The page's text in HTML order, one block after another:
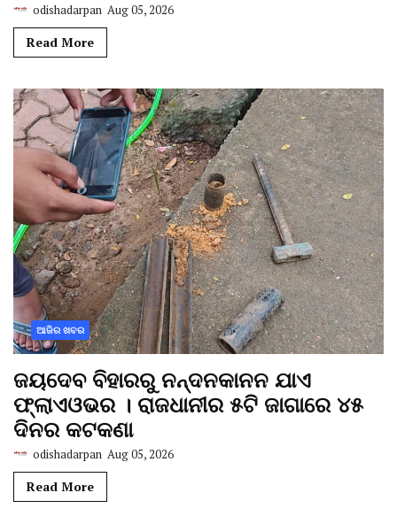
odishadarpan Aug 05, 2026
Read More
ଆଜିର ଖବର
ଜୟଦେବ ବିହାରରୁ ନନ୍ଦନକାନନ ଯାଏ
ଫ୍ଲାଏଓଭର । ରାଜଧାନୀର ୫ଟି ଜାଗାରେ ୪୫
ଦିନର କଟକଣା
odishadarpan Aug 05, 2026
Read More